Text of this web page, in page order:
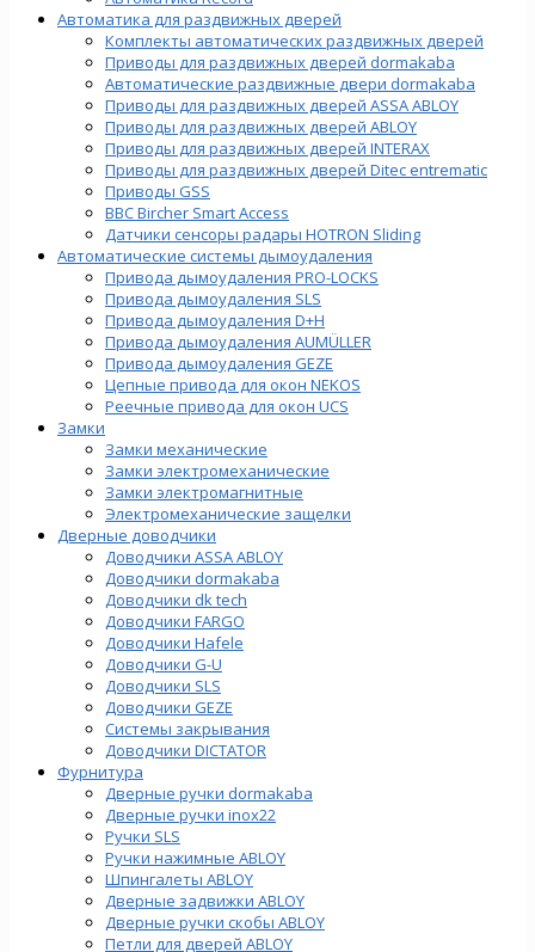
Автоматика для раздвижных дверей
Комплекты автоматических раздвижных дверей
Приводы для раздвижных дверей dormakaba
Автоматические раздвижные двери dormakaba
Приводы для раздвижных дверей ASSA ABLOY
Приводы для раздвижных дверей ABLOY
Приводы для раздвижных дверей INTERAX
Приводы для раздвижных дверей Ditec entrematic
Приводы GSS
BBC Bircher Smart Access
Датчики сенсоры радары HOTRON Sliding
Автоматические системы дымоудаления
Привода дымоудаления PRO-LOCKS
Привода дымоудаления SLS
Привода дымоудаления D+H
Привода дымоудаления AUMÜLLER
Привода дымоудаления GEZE
Цепные привода для окон NEKOS
Реечные привода для окон UСS
Замки
Замки механические
Замки электромеханические
Замки электромагнитные
Электромеханические защелки
Дверные доводчики
Доводчики ASSA ABLOY
Доводчики dormakaba
Доводчики dk tech
Доводчики FARGO
Доводчики Hafele
Доводчики G-U
Доводчики SLS
Доводчики GEZE
Cистемы закрывания
Доводчики DICTATOR
Фурнитура
Дверные ручки dormakaba
Дверные ручки inox22
Ручки SLS
Ручки нажимные ABLOY
Шпингалеты ABLOY
Дверные задвижки ABLOY
Дверные ручки скобы ABLOY
Петли для дверей ABLOY